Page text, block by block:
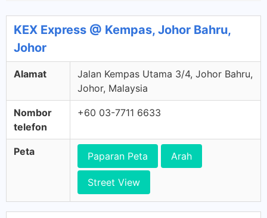
KEX Express @ Kempas, Johor Bahru,
Johor
Alamat
Jalan Kempas Utama 3/4, Johor Bahru,
Johor, Malaysia
Nombor
telefon
+60 03-7711 6633
Peta Paparan Peta Arah
Street View